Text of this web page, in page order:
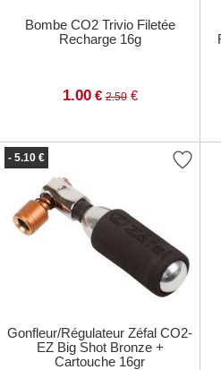
Bombe CO2 Trivio Filetée
Recharge 16g
1.00 € 2.50€
- 5.10 €
Gonfleur/Régulateur Zéfal CO2-
EZ Big Shot Bronze +
Cartouche 16gr